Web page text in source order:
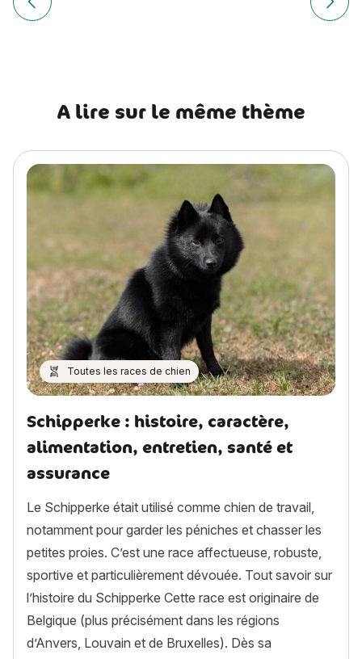
de
Article précédent Radiographie chien : déroulement, prix
Article
A lire sur le même thème
Toutes les races de chien
Schipperke : histoire, caractère,
alimentation, entretien, santé et
assurance
Le Schipperke était utilisé comme chien de travail,
notamment pour garder les péniches et chasser les
petites proies. C’est une race affectueuse, robuste,
sportive et particulièrement dévouée. Tout savoir sur
l’histoire du Schipperke Cette race est originaire de
Belgique (plus précisément dans les régions
d’Anvers, Louvain et de Bruxelles). Dès sa